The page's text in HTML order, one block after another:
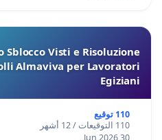
Visti e Risoluzione
Almaviva per Lavoratori
Egiziani
110 توقيع
110 التوقيعات / 12 أشهر
30 Jun 2026